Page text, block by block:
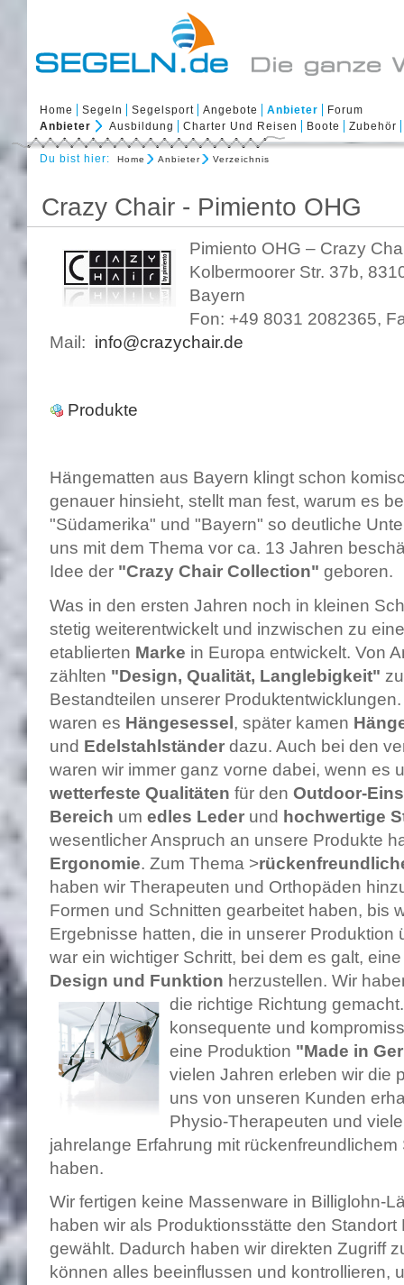
Home Segeln Segelsport Angebote Anbieter
Forum
Anbieter
Ausbildung Charter Und Reisen Boote Zubehör
Du bist hier: Home Anbieter Verzeichnis
Crazy Chair - Pimiento OHG
Pimiento OHG – Crazy
Kolbermoorer Str. 37b,
Bayern
Fon: +49 8031 2082365,
Mail: info@crazychair.de
Produkte
Hängematten aus Bayern klingt schon
genauer hinsieht, stellt man fest, warum es
"Südamerika" und "Bayern" so deutliche
uns mit dem Thema vor ca. 13 Jahren
Idee der "Crazy Chair Collection" geboren.
Was in den ersten Jahren noch in kleinen
stetig weiterentwickelt und inzwischen zu
etablierten Marke in Europa entwickelt. Von
zählten "Design, Qualität, Langlebigkeit"
Bestandteilen unserer
waren es Hängesessel, später kamen
und Edelstahlständer dazu. Auch bei den
waren wir immer ganz vorne dabei, wenn es
wetterfeste Qualitäten für den Outdoor-
Bereich um edles Leder und hochwertige
wesentlicher Anspruch an unsere Produkte
Ergonomie. Zum Thema >
haben wir Therapeuten und Orthopäden
Formen und Schnitten gearbeitet haben, bis
Ergebnisse hatten, die in unserer Produktion
war ein wichtiger Schritt, bei dem es galt,
Design und Funktion herzustellen. Wir
die richtige Richtung
konsequente und
eine Produktion "Made in
vielen Jahren erleben wir die
uns von unseren Kunden
Physio-Therapeuten und
jahrelange Erfahrung mit
haben.
Wir fertigen keine Massenware in Billiglohn-
haben wir als Produktionsstätte den
gewählt. Dadurch haben wir direkten Zugriff
können alles beeinflussen und kontrollieren,